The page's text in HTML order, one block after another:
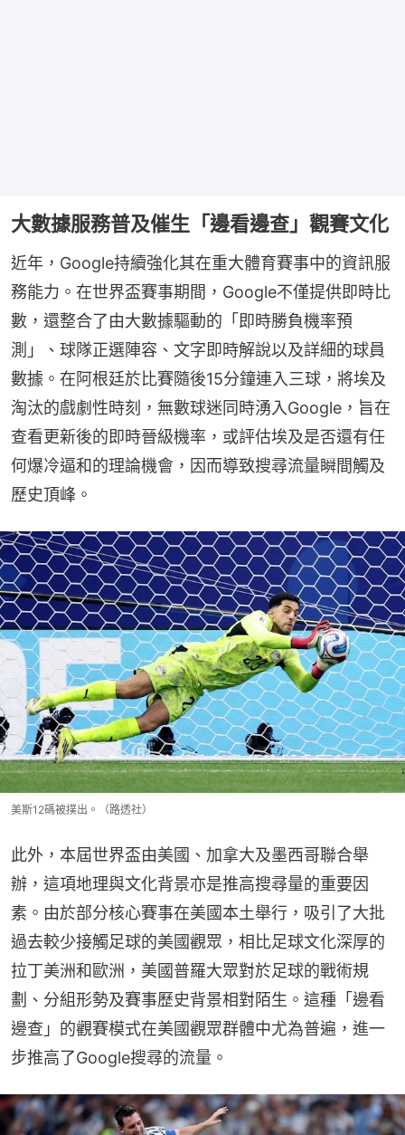
大數據服務普及催生「邊看邊查」觀賽文化
近年，Google持續強化其在重大體育賽事中的資訊服
務能力。在世界盃賽事期間，Google不僅提供即時比
數，還整合了由大數據驅動的「即時勝負機率預
測」、球隊正選陣容、文字即時解說以及詳細的球員
數據。在阿根廷於比賽隨後15分鐘連入三球，將埃及
淘汰的戲劇性時刻，無數球迷同時湧入Google，旨在
查看更新後的即時晉級機率，或評估埃及是否還有任
何爆冷逼和的理論機會，因而導致搜尋流量瞬間觸及
歷史頂峰。
美斯12碼被撲出。（路透社）
此外，本屆世界盃由美國、加拿大及墨西哥聯合舉
辦，這項地理與文化背景亦是推高搜尋量的重要因
素。由於部分核心賽事在美國本土舉行，吸引了大批
過去較少接觸足球的美國觀眾，相比足球文化深厚的
拉丁美洲和歐洲，美國普羅大眾對於足球的戰術規
劃、分組形勢及賽事歷史背景相對陌生。這種「邊看
邊查」的觀賽模式在美國觀眾群體中尤為普遍，進一
步推高了Google搜尋的流量。